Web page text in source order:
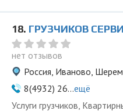
18. ГРУЗЧИКОВ
нет отзывов
Россия, Иваново,
8(4932) 26...ещё
Услуги грузчиков,